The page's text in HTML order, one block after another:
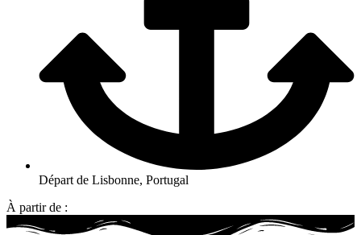
Départ de Lisbonne, Portugal
À partir de :